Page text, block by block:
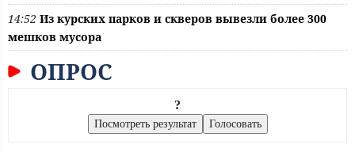
14:52 Из курских парков и скверов вывезли более 300
мешков мусора
ОПРОС
?